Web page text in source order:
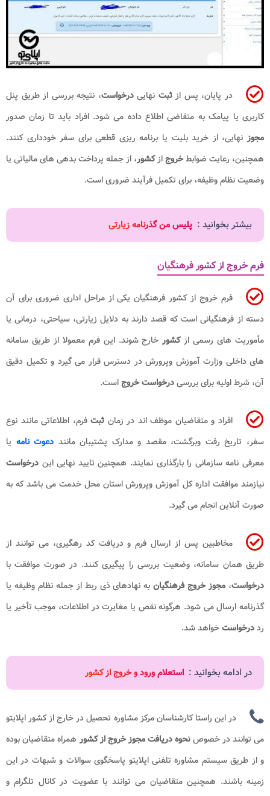
در پایان، پس ازثبت نهاییدرخواست، نتیجه بررسی از طریق پنل
کاربری یا پیامک به متقاضی اطلاع داده می شود. افراد باید تا زمان صدور
مجوز نهایی، از خرید بلیت یا برنامه ریزی قطعی برای سفر خودداری کنند.
همچنین، رعایت ضوابطخروجازکشور، از جمله پرداخت بدهی های مالیاتی یا
وضعیت نظام وظیفه، برای تکمیل فرآیند ضروری است.
بیشتر بخوانید : پلیس من گذرنامه زیارتی
فرم خروج از کشور فرهنگیان
فرم خروج از کشور فرهنگیان یکی از مراحل اداری ضروری برای آن
دسته از فرهنگیانی است که قصد دارند به دلایل زیارتی، سیاحتی، درمانی یا
مأموریت های رسمی ازکشور خارج شوند. این فرم معمولا از طریق سامانه
های داخلی وزارت آموزش وپرورش در دسترس قرار می گیرد و تکمیل دقیق
آن، شرط اولیه برای بررسیدرخواست خروجاست.
افراد و متقاضیان موظف اند در زمان ثبتفرم، اطلاعاتی مانند نوع
سفر، تاریخ رفت وبرگشت، مقصد و مدارک پشتیبان مانند دعوت نامه یا
معرفی نامه سازمانی را بارگذاری نمایند. همچنین تایید نهایی این درخواست
نیازمند موافقت اداره کل آموزش وپرورش استان محل خدمت می باشد که به
صورت آنلاین انجام می گیرد.
مخاطبین پس از ارسال فرم و دریافت کد رهگیری، می توانند از
طریق همان سامانه، وضعیت بررسی را پیگیری کنند. در صورت موافقت با
درخواست، مجوز خروج فرهنگیان به نهادهای ذی ربط از جمله نظام وظیفه یا
گذرنامه ارسال می شود. هرگونه نقص یا مغایرت در اطلاعات، موجب تأخیر یا
رددرخواستخواهد شد.
در ادامه بخوانید : استعلام ورود و خروج از کشور
در این راستا کارشناسان مرکز مشاوره تحصیل در خارج از کشور اپلایتو
می توانند در خصوص نحوه دریافت مجوز خروج از کشور همراه متقاضیان بوده
و از طریق سیستم مشاوره تلفنی اپلایتو پاسخگوی سوالات و شبهات در این
زمینه باشند. همچنین متقاضیان می توانند با عضویت در کانال تلگرام و